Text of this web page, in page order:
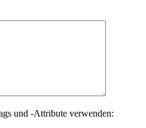
und -Attribute verwenden: